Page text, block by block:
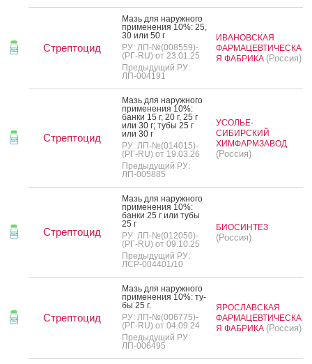
Стрептоцид
Мазь для на­руж­но­го
при­мене­ния 10%: 25,
30 или 50 г
РУ: ЛП-№(008559)-
(РГ-RU) от 23.01.25
Предыдущий РУ:
ЛП-004191
ИВАНОВСКАЯ
ФАРМАЦЕВТИЧЕСКА
Я ФАБРИКА (Россия)
Стрептоцид
Мазь для на­руж­но­го
при­мене­ния 10%:
бан­ки 15 г, 20 г, 25 г
или 30 г; ту­бы 25 г
или 30 г
РУ: ЛП-№(014015)-
(РГ-RU) от 19.03.26
Предыдущий РУ:
ЛП-005885
УСОЛЬЕ-
СИБИРСКИЙ
ХИМФАРМЗАВОД
(Россия)
Стрептоцид
Мазь для на­руж­но­го
при­мене­ния 10%:
бан­ки 25 г или ту­бы
25 г
РУ: ЛП-№(012050)-
(РГ-RU) от 09.10.25
Предыдущий РУ:
ЛСР-004401/10
БИОСИНТЕЗ
(Россия)
Стрептоцид
Мазь для на­руж­но­го
при­мене­ния 10%: ту­
бы 25 г.
РУ: ЛП-№(006775)-
(РГ-RU) от 04.09.24
Предыдущий РУ:
ЛП-006495
ЯРОСЛАВСКАЯ
ФАРМАЦЕВТИЧЕСКА
Я ФАБРИКА (Россия)